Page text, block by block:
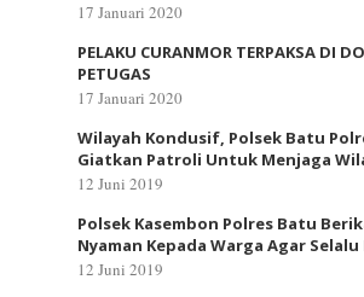
17 Januari 2020
PELAKU CURANMOR TERPAKSA DI
PETUGAS
17 Januari 2020
Wilayah Kondusif, Polsek Batu
Giatkan Patroli Untuk Menjaga
12 Juni 2019
Polsek Kasembon Polres Batu
Nyaman Kepada Warga Agar
12 Juni 2019